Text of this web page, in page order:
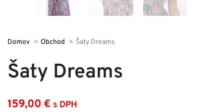
Domov Obchod Šaty Dreams
Šaty Dreams
159,00 € s DPH